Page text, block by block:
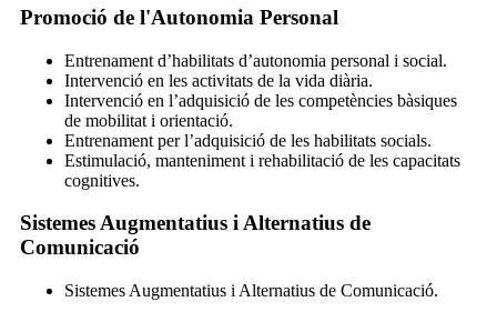
Promoció de l'Autonomia Personal
Entrenament d’habilitats d’autonomia personal i social.
Intervenció en les activitats de la vida diària.
Intervenció en l’adquisició de les competències bàsiques
de mobilitat i orientació.
Entrenament per l’adquisició de les habilitats socials.
Estimulació, manteniment i rehabilitació de les capacitats
cognitives.
Sistemes Augmentatius i Alternatius de
Comunicació
Sistemes Augmentatius i Alternatius de Comunicació.